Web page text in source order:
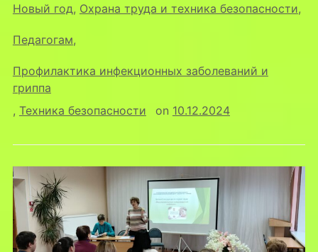
Новый год, Охрана труда и техника безопасности,
Педагогам,
Профилактика инфекционных заболеваний и
гриппа
, Техника безопасности on 10.12.2024